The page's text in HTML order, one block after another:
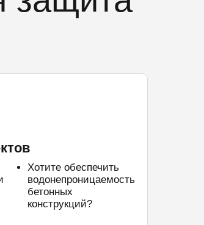
Хотите обеспечить
водонепроницаемость
бетонных
конструкций?